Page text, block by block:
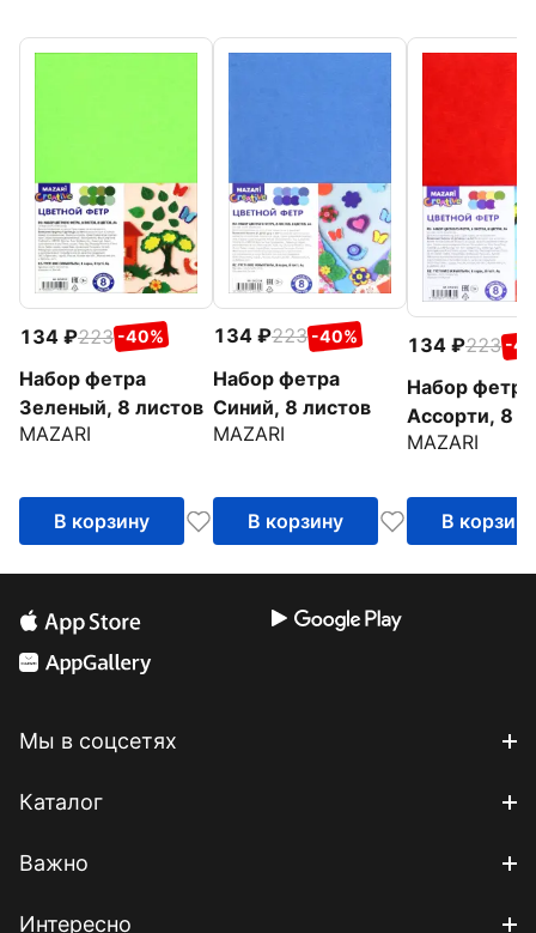
134 223 -40%
Набор фетра
Зеленый, 8 листов
MAZARI
В корзину
134 223 -40%
Набор фетра
Синий, 8 листов
MAZARI
В корзину
134 223 -
Набор фетра
Ассорти, 8
8 листов
MAZARI
В корзину
Мы в соцсетях
Каталог
Важно
Интересно